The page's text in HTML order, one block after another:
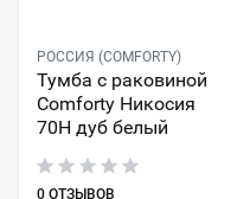
РОССИЯ (COMFORTY)
Тумба с раковиной
Comforty Никосия
70Н дуб белый
0 ОТЗЫВОВ